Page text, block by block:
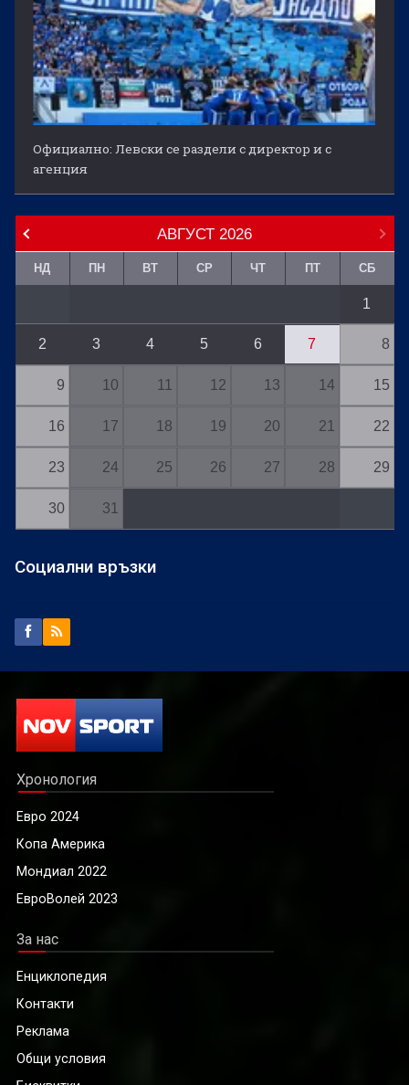
Официално: Левски се раздели с директор и с
агенция
АВГУСТ 2026
НД ПН ВТ СР ЧТ ПТ СБ
1
2 3 4 5 6 7 8
9 10 11 12 13 14 15
16 17 18 19 20 21 22
23 24 25 26 27 28 29
30 31
Социални връзки
Хронология
Евро 2024
Копа Америка
Мондиал 2022
ЕвроВолей 2023
За нас
Енциклопедия
Контакти
Реклама
Общи условия